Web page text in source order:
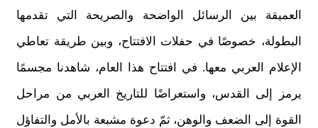
العميقة بين الرسائل الواضحة والصريحة التي تقدمها
البطولة، خصوصًا في حفلات الافتتاح، وبين طريقة تعاطي
الإعلام العربي معها. في افتتاح هذا العام، شاهدنا مجسمًا
يرمز إلى القدس، واستعراضًا للتاريخ العربي من مراحل
القوة إلى الضعف والوهن، ثمّ دعوة مشبعة بالأمل والتفاؤل